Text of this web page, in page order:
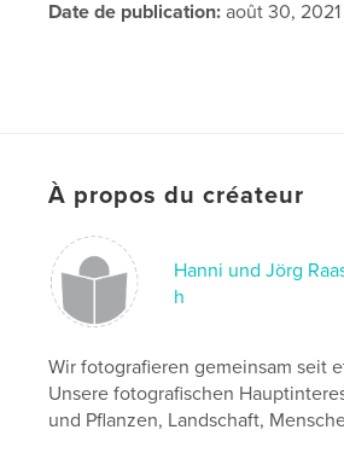
Date de publication: août 30, 2021
À propos du créateur
Hanni und Jörg
h
Wir fotografieren gemeinsam seit
Unsere fotografischen
und Pflanzen, Landschaft,